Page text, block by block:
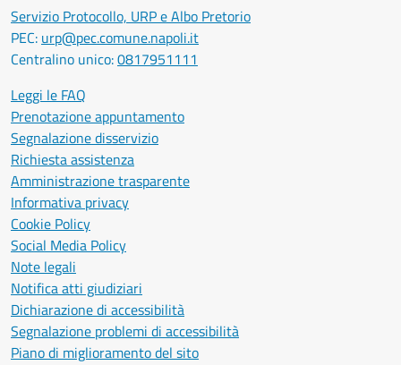
Servizio Protocollo, URP e Albo Pretorio
PEC: urp@pec.comune.napoli.it
Centralino unico:0817951111
Leggi le FAQ
Prenotazione appuntamento
Segnalazione disservizio
Richiesta assistenza
Amministrazione trasparente
Informativa privacy
Cookie Policy
Social Media Policy
Note legali
Notifica atti giudiziari
Dichiarazione di accessibilità
Segnalazione problemi di accessibilità
Piano di miglioramento del sito